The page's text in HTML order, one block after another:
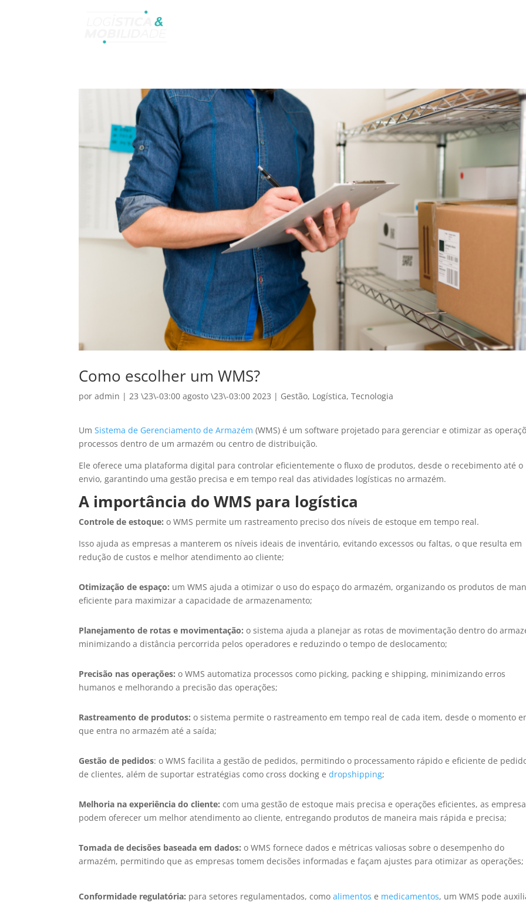
Como escolher um WMS?
poradmin | 23 \23\-03:00 agosto \23\-03:00 2023 | Gestão, Logística,Tecnologia
UmSistema de Gerenciamento de Armazém (WMS) é um software projetado para gerenciar e otimizar as
processos dentro de um armazém ou centro de distribuição.
Ele oferece uma plataforma digital para controlar eficientemente o fluxo de produtos, desde o recebimento até o
envio, garantindo uma gestão precisa e em tempo real das atividades logísticas no armazém.
A importância do WMS para logística
Controle de estoque:o WMS permite um rastreamento preciso dos níveis de estoque em tempo real.
Isso ajuda as empresas a manterem os níveis ideais de inventário, evitando excessos ou faltas, o que resulta em
redução de custos e melhor atendimento ao cliente;
Otimização de espaço: um WMS ajuda a otimizar o uso do espaço do armazém, organizando os produtos de
eficiente para maximizar a capacidade de armazenamento;
Planejamento de rotas e movimentação: o sistema ajuda a planejar as rotas de movimentação dentro do
minimizando a distância percorrida pelos operadores e reduzindo o tempo de deslocamento;
Precisão nas operações:o WMS automatiza processos como picking, packing e shipping, minimizando erros
humanos e melhorando a precisão das operações;
Rastreamento de produtos: o sistema permite o rastreamento em tempo real de cada item, desde o momento
que entra no armazém até a saída;
Gestão de pedidos: o WMS facilita a gestão de pedidos, permitindo o processamento rápido e eficiente de
de clientes, além de suportar estratégias como cross docking edropshipping;
Melhoria na experiência do cliente: com uma gestão de estoque mais precisa e operações eficientes, as
podem oferecer um melhor atendimento ao cliente, entregando produtos de maneira mais rápida e precisa;
Tomada de decisões baseada em dados: o WMS fornece dados e métricas valiosas sobre o desempenho do
armazém, permitindo que as empresas tomem decisões informadas e façam ajustes para otimizar as operações;
Conformidade regulatória: para setores regulamentados, comoalimentos e medicamentos, um WMS pode